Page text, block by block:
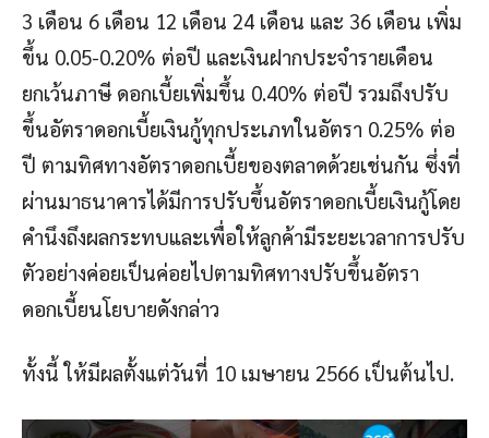
3 เดือน 6 เดือน 12 เดือน 24 เดือน และ 36 เดือน เพิ่ม
ขึ้น 0.05-0.20% ต่อปี และเงินฝากประจำรายเดือน
ยกเว้นภาษี ดอกเบี้ยเพิ่มขึ้น 0.40% ต่อปี รวมถึงปรับ
ขึ้นอัตราดอกเบี้ยเงินกู้ทุกประเภทในอัตรา 0.25% ต่อ
ปี ตามทิศทางอัตราดอกเบี้ยของตลาดด้วยเช่นกัน ซึ่งที่
ผ่านมาธนาคารได้มีการปรับขึ้นอัตราดอกเบี้ยเงินกู้โดย
คำนึงถึงผลกระทบและเพื่อให้ลูกค้ามีระยะเวลาการปรับ
ตัวอย่างค่อยเป็นค่อยไปตามทิศทางปรับขึ้นอัตรา
ดอกเบี้ยนโยบายดังกล่าว
ทั้งนี้ ให้มีผลตั้งแต่วันที่ 10 เมษายน 2566 เป็นต้นไป.